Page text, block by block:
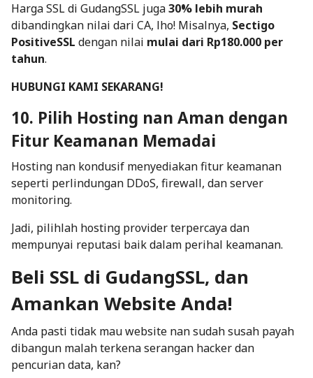
Harga SSL di GudangSSL juga30% lebih murah
dibandingkan nilai dari CA, lho! Misalnya, Sectigo
PositiveSSL dengan nilai mulai dari Rp180.000 per
tahun.
HUBUNGI KAMI SEKARANG!
10. Pilih Hosting nan Aman dengan
Fitur Keamanan Memadai
Hosting nan kondusif menyediakan fitur keamanan
seperti perlindungan DDoS, firewall, dan server
monitoring.
Jadi, pilihlah hosting provider terpercaya dan
mempunyai reputasi baik dalam perihal keamanan.
Beli SSL di GudangSSL, dan
Amankan Website Anda!
Anda pasti tidak mau website nan sudah susah payah
dibangun malah terkena serangan hacker dan
pencurian data, kan?